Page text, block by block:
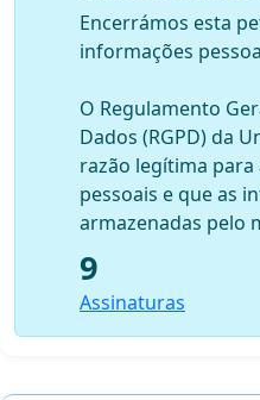
Encerrámos esta
informações
O Regulamento
Dados (RGPD) da
razão legítima
pessoais e que as
armazenadas pelo
9
Assinaturas